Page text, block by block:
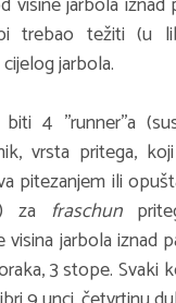
trebao težiti (u
jarbola.
4 ''runner''a
vrsta pritega,
pitezanjem ili
za fraschun
visina jarbola iznad
3 stope. Svaki